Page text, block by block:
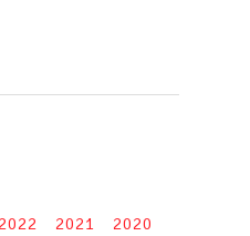
2022 2021
2020